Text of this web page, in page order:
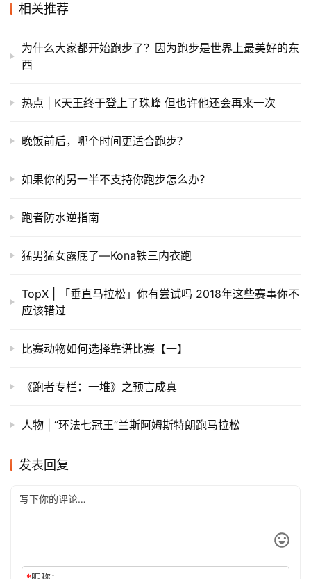
相关推荐
为什么大家都开始跑步了？因为跑步是世界上最美好的东
西
热点 | K天王终于登上了珠峰 但也许他还会再来一次
晚饭前后，哪个时间更适合跑步？
如果你的另一半不支持你跑步怎么办？
跑者防水逆指南
猛男猛女露底了—Kona铁三内衣跑
TopX | 「垂直马拉松」你有尝试吗 2018年这些赛事你不
应该错过
比赛动物如何选择靠谱比赛【一】
《跑者专栏：一堆》之预言成真
人物 | “环法七冠王”兰斯阿姆斯特朗跑马拉松
发表回复